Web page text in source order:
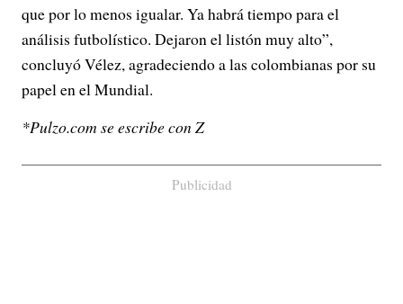
que por lo menos igualar. Ya habrá tiempo para el
análisis futbolístico. Dejaron el listón muy alto”,
concluyó Vélez, agradeciendo a las colombianas por su
papel en el Mundial.
*Pulzo.com se escribe con Z
Publicidad